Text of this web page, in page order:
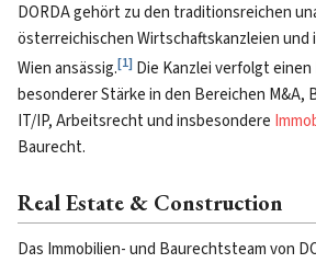
DORDA gehört zu den traditionsreichen
österreichischen Wirtschaftskanzleien und
Wien ansässig.[1] Die Kanzlei verfolgt
besonderer Stärke in den Bereichen M&A,
IT/IP, Arbeitsrecht und insbesondere
Baurecht.
Real Estate & Construction
Das Immobilien- und Baurechtsteam von